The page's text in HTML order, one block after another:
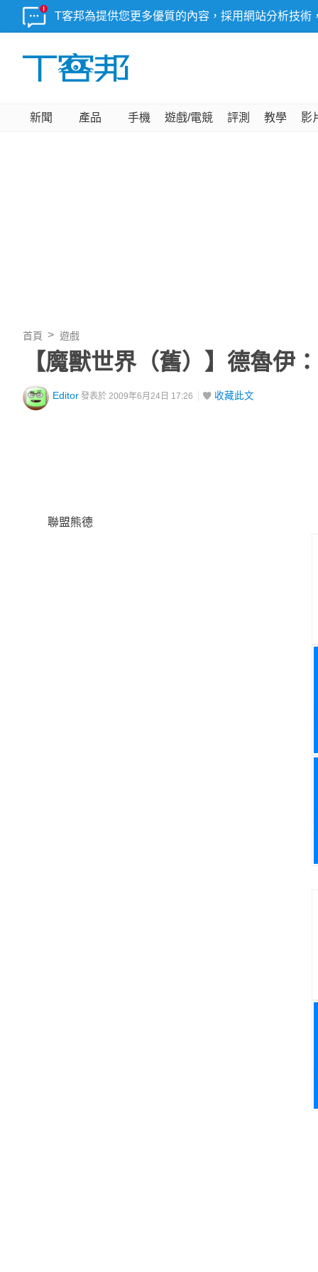
T客邦為提供您更多優質的內容，採用網站分析技
新聞 產品 手機 遊戲/電競 評測 教學 影
首頁 遊戲
【魔獸世界（舊）】德魯伊
Editor 發表於 2009年6月24日 17:26 收藏此文
聯盟熊德